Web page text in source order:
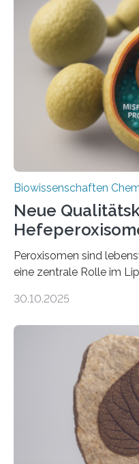
Biowissenschaften
Neue
Peroxisomen sind
eine zentrale Rolle im
erfüllen können, müssen
der Ruhr-Universität
und Dr. Ismaila Francis
unbekannten
peroxisomalen
Saccharomyces
Funktionsfähigkeit der
Studie wurde am 28.
Fachzeitschrift…
30.10.2025